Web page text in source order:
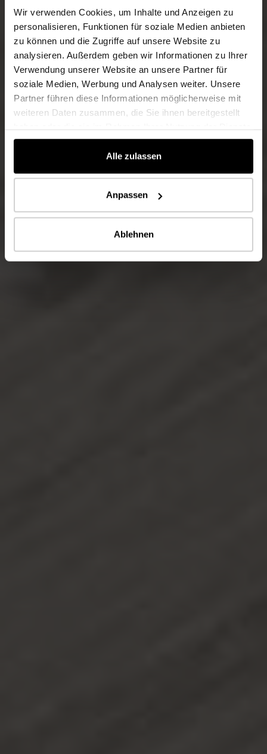
Wir verwenden Cookies, um Inhalte und Anzeigen zu
personalisieren, Funktionen für soziale Medien anbieten
zu können und die Zugriffe auf unsere Website zu
analysieren. Außerdem geben wir Informationen zu Ihrer
Verwendung unserer Website an unsere Partner für
soziale Medien, Werbung und Analysen weiter. Unsere
Partner führen diese Informationen möglicherweise mit
weiteren Daten zusammen, die Sie ihnen bereitgestellt
gesammelt haben.
Alle zulassen
Anpassen
Ablehnen